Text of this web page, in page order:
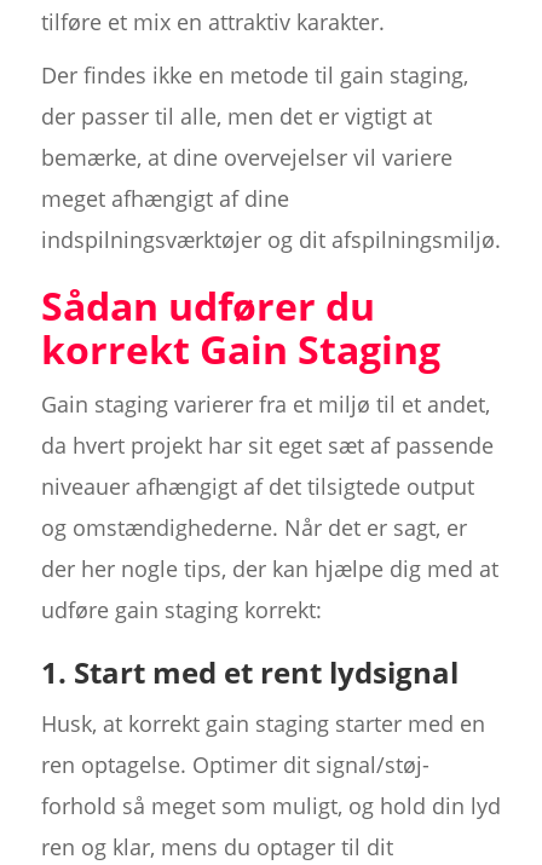
tilføre et mix en attraktiv karakter.
Der findes ikke en metode til gain staging,
der passer til alle, men det er vigtigt at
bemærke, at dine overvejelser vil variere
meget afhængigt af dine
indspilningsværktøjer og dit afspilningsmiljø.
Sådan udfører du
korrekt Gain Staging
Gain staging varierer fra et miljø til et andet,
da hvert projekt har sit eget sæt af passende
niveauer afhængigt af det tilsigtede output
og omstændighederne. Når det er sagt, er
der her nogle tips, der kan hjælpe dig med at
udføre gain staging korrekt:
1. Start med et rent lydsignal
Husk, at korrekt gain staging starter med en
ren optagelse. Optimer dit signal/støj-
forhold så meget som muligt, og hold din lyd
ren og klar, mens du optager til dit